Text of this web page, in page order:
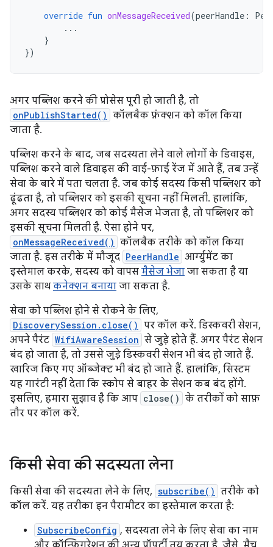
override fun onMessageReceived(peerHandle :
...
}
})
अगर पब्लिश करने की प्रोसेस पूरी हो जाती है, तो
onPublishStarted() कॉलबैक फ़ंक्शन को कॉल किया
जाता है.
पब्लिश करने के बाद, जब सदस्यता लेने वाले लोगों के डिवाइस,
पब्लिश करने वाले डिवाइस की वाई-फ़ाई रेंज में आते हैं, तब उन्हें
सेवा के बारे में पता चलता है. जब कोई सदस्य किसी पब्लिशर को
ढूंढता है, तो पब्लिशर को इसकी सूचना नहीं मिलती. हालांकि,
अगर सदस्य पब्लिशर को कोई मैसेज भेजता है, तो पब्लिशर को
इसकी सूचना मिलती है. ऐसा होने पर,
onMessageReceived() कॉलबैक तरीके को कॉल किया
जाता है. इस तरीके में मौजूद PeerHandle आर्ग्युमेंट का
इस्तेमाल करके, सदस्य को वापस मैसेज भेजा जा सकता है या
उसके साथकनेक्शन बनाया जा सकता है.
सेवा को पब्लिश होने से रोकने के लिए,
DiscoverySession.close() पर कॉल करें. डिस्कवरी सेशन,
अपने पैरंट WifiAwareSession से जुड़े होते हैं. अगर पैरंट सेशन
बंद हो जाता है, तो उससे जुड़े डिस्कवरी सेशन भी बंद हो जाते हैं.
खारिज किए गए ऑब्जेक्ट भी बंद हो जाते हैं. हालांकि, सिस्टम
यह गारंटी नहीं देता कि स्कोप से बाहर के सेशन कब बंद होंगे.
इसलिए, हमारा सुझाव है कि आप close() के तरीकों को साफ़
तौर पर कॉल करें.
किसी सेवा की सदस्यता लेना
किसी सेवा की सदस्यता लेने के लिए, subscribe() तरीके को
कॉल करें. यह तरीका इन पैरामीटर का इस्तेमाल करता है:
SubscribeConfig , सदस्यता लेने के लिए सेवा का नाम